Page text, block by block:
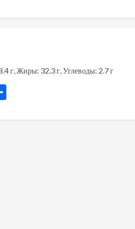
г, Жиры: 32.3 г, Углеводы: 2.7 г